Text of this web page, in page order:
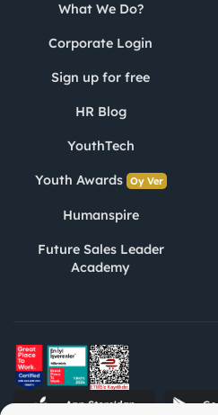
What We Do?
Corporate Login
Sign up for free
HR Blog
YouthTech
Youth Awards Oy Ver
Humanspire
Future Sales Leader
Academy